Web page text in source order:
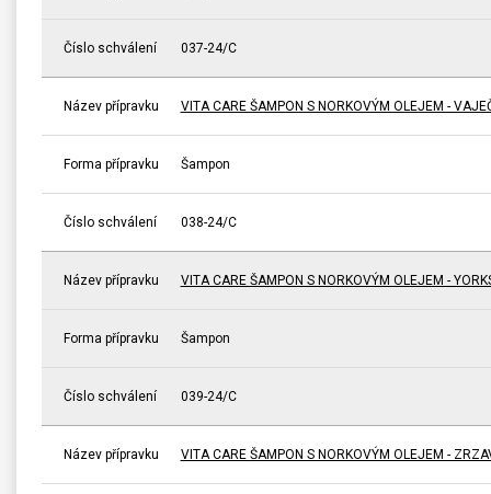
Číslo schválení 037-24/C
Název přípravku VITA CARE ŠAMPON S NORKOVÝM OLEJEM -
Forma přípravku Šampon
Číslo schválení 038-24/C
Název přípravku VITA CARE ŠAMPON S NORKOVÝM OLEJEM -
Forma přípravku Šampon
Číslo schválení 039-24/C
Název přípravku VITA CARE ŠAMPON S NORKOVÝM OLEJEM -